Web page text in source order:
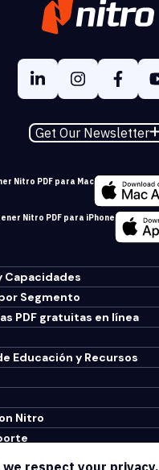
Get Our Newsletter
Nitro PDF para Mac
Nitro PDF para iPhone
Capacidades
Segmento
PDF gratuitas en línea
Educación y Recursos
Nitro
respect your privacy.